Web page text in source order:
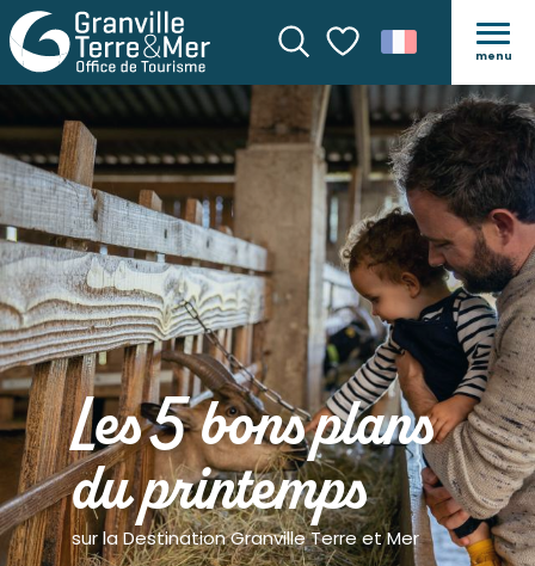
Recherche
Voir les favoris
menu
Les 5 bons plans
du printemps
sur la Destination Granville Terre et Mer